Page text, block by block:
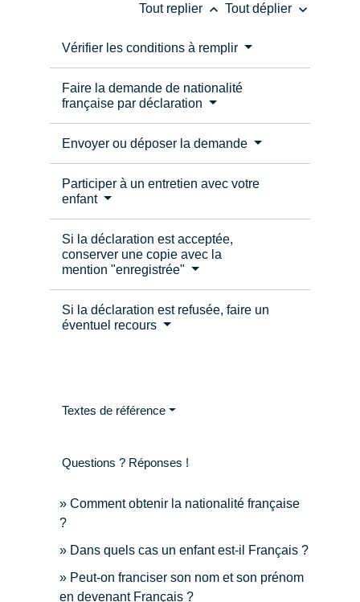
Tout replier keyboard_arrow_up Tout déplier keyboard_arrow_down
Vérifier les conditions à remplir
Faire la demande de nationalité
française par déclaration
Envoyer ou déposer la demande
Participer à un entretien avec votre
enfant
Si la déclaration est acceptée,
conserver une copie avec la
mention "enregistrée"
Si la déclaration est refusée, faire un
éventuel recours
Textes de référence
Questions ? Réponses !
Comment obtenir la nationalité française
?
Dans quels cas un enfant est-il Français ?
Peut-on franciser son nom et son prénom
en devenant Français ?